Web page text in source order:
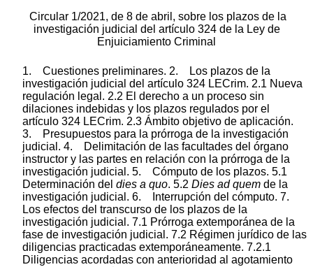
Circular 1/2021, de 8 de abril, sobre los plazos de la
investigación judicial del artículo 324 de la Ley de
Enjuiciamiento Criminal
1. Cuestiones preliminares. 2. Los plazos de la
investigación judicial del artículo 324 LECrim. 2.1 Nueva
regulación legal. 2.2 El derecho a un proceso sin
dilaciones indebidas y los plazos regulados por el
artículo 324 LECrim. 2.3 Ámbito objetivo de aplicación.
3. Presupuestos para la prórroga de la investigación
judicial. 4. Delimitación de las facultades del órgano
instructor y las partes en relación con la prórroga de la
investigación judicial. 5. Cómputo de los plazos. 5.1
Determinación del dies a quo. 5.2 Dies ad quem de la
investigación judicial. 6. Interrupción del cómputo. 7.
Los efectos del transcurso de los plazos de la
investigación judicial. 7.1 Prórroga extemporánea de la
fase de investigación judicial. 7.2 Régimen jurídico de las
diligencias practicadas extemporáneamente. 7.2.1
Diligencias acordadas con anterioridad al agotamiento